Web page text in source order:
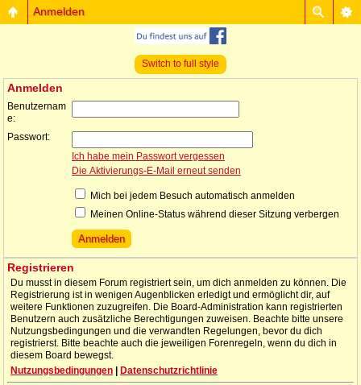
Anmelden
Switch to full style
Anmelden
Benutzernam
e:
Passwort:
Ich habe mein Passwort vergessen
Die Aktivierungs-E-Mail erneut senden
Mich bei jedem Besuch automatisch anmelden
Meinen Online-Status während dieser Sitzung verbergen
Registrieren
Du musst in diesem Forum registriert sein, um dich anmelden zu können. Die
Registrierung ist in wenigen Augenblicken erledigt und ermöglicht dir, auf
weitere Funktionen zuzugreifen. Die Board-Administration kann registrierten
Benutzern auch zusätzliche Berechtigungen zuweisen. Beachte bitte unsere
Nutzungsbedingungen und die verwandten Regelungen, bevor du dich
registrierst. Bitte beachte auch die jeweiligen Forenregeln, wenn du dich in
diesem Board bewegst.
Nutzungsbedingungen
Datenschutzrichtlinie